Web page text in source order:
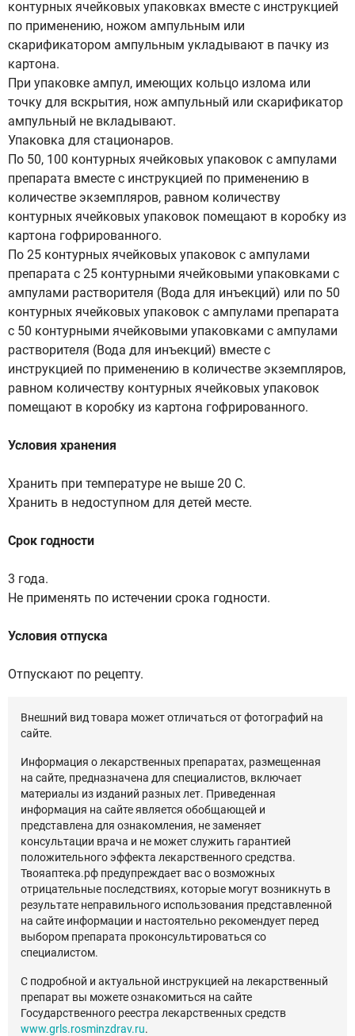
контурных ячейковых упаковках вместе с инструкцией
по применению, ножом ампульным или
скарификатором ампульным укладывают в пачку из
картона.
При упаковке ампул, имеющих кольцо излома или
точку для вскрытия, нож ампульный или скарификатор
ампульный не вкладывают.
Упаковка для стационаров.
По 50, 100 контурных ячейковых упаковок с ампулами
препарата вместе с инструкцией по применению в
количестве экземпляров, равном количеству
контурных ячейковых упаковок помещают в коробку из
картона гофрированного.
По 25 контурных ячейковых упаковок с ампулами
препарата с 25 контурными ячейковыми упаковками с
ампулами растворителя (Вода для инъекций) или по 50
контурных ячейковых упаковок с ампулами препарата
с 50 контурными ячейковыми упаковками с ампулами
растворителя (Вода для инъекций) вместе с
инструкцией по применению в количестве экземпляров,
равном количеству контурных ячейковых упаковок
помещают в коробку из картона гофрированного.
Условия хранения
Хранить при температуре не выше 20 С.
Хранить в недоступном для детей месте.
Срок годности
3 года.
Не применять по истечении срока годности.
Условия отпуска
Отпускают по рецепту.
Внешний вид товара может отличаться от фотографий на
сайте.
Информация о лекарственных препаратах, размещенная
на сайте, предназначена для специалистов, включает
материалы из изданий разных лет. Приведенная
информация на сайте является обобщающей и
представлена для ознакомления, не заменяет
консультации врача и не может служить гарантией
положительного эффекта лекарственного средства.
Твояаптека.рф предупреждает вас о возможных
отрицательные последствиях, которые могут возникнуть в
результате неправильного использования представленной
на сайте информации и настоятельно рекомендует перед
выбором препарата проконсультироваться со
специалистом.
С подробной и актуальной инструкцией на лекарственный
препарат вы можете ознакомиться на сайте
Государственного реестра лекарственных средств
www.grls.rosminzdrav.ru.